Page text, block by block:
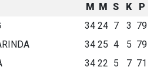
M M S K
P
34 24 7 3 79
34 25 4 5 79
34 22 5 7 71